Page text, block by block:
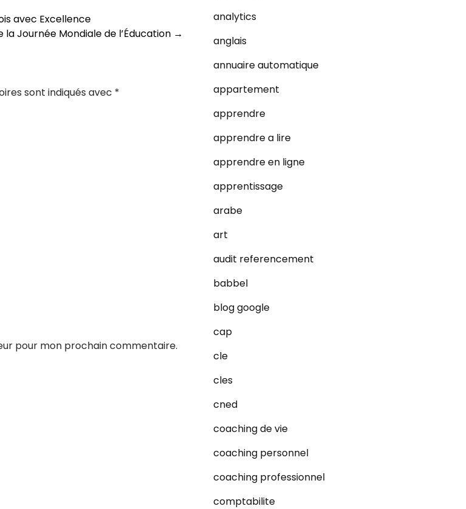
avec Excellence
la Journée Mondiale de l’Éducation →
sont indiqués avec *
pour mon prochain commentaire.
analytics
anglais
annuaire automatique
appartement
apprendre
apprendre a lire
apprendre en ligne
apprentissage
arabe
art
audit referencement
babbel
blog google
cap
cle
cles
cned
coaching de vie
coaching personnel
coaching professionnel
comptabilite